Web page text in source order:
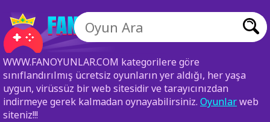
WWW.FANOYUNLAR.COM kategorilere göre
sınıflandırılmış ücretsiz oyunların yer aldığı, her yaşa
uygun, virüssüz bir web sitesidir ve tarayıcınızdan
indirmeye gerek kalmadan oynayabilirsiniz. Oyunlarweb
siteniz!!!